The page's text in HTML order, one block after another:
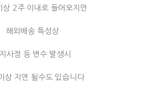
2주 이내로 들어오지만
해외배송 특성상
사정 등 변수 발생시
상 지연 될수도 있습니다